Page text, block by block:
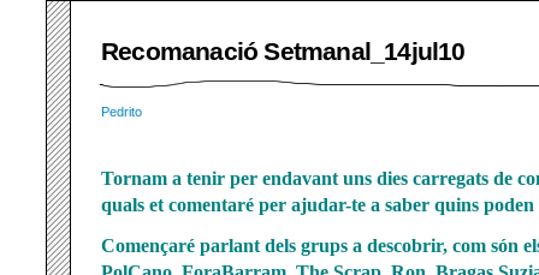
Recomanació Setmanal_14jul10
Pedrito
Tornam a tenir per endavant uns dies carregats de
quals et comentaré per ajudar-te a saber quins poden
Començaré parlant dels grups a descobrir, com són